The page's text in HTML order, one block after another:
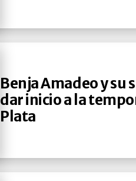
Benja Amadeo y su
dar inicio a la
Plata